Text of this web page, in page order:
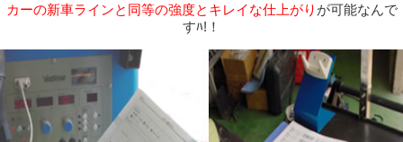
カーの新車ラインと同等の強度とキレイな仕上がり が可能なんで
すﾊ!！